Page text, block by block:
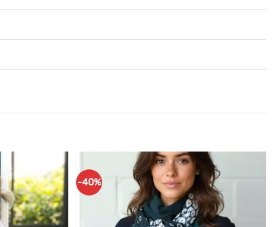
Ajouter
à mes
articles
favoris
-40%